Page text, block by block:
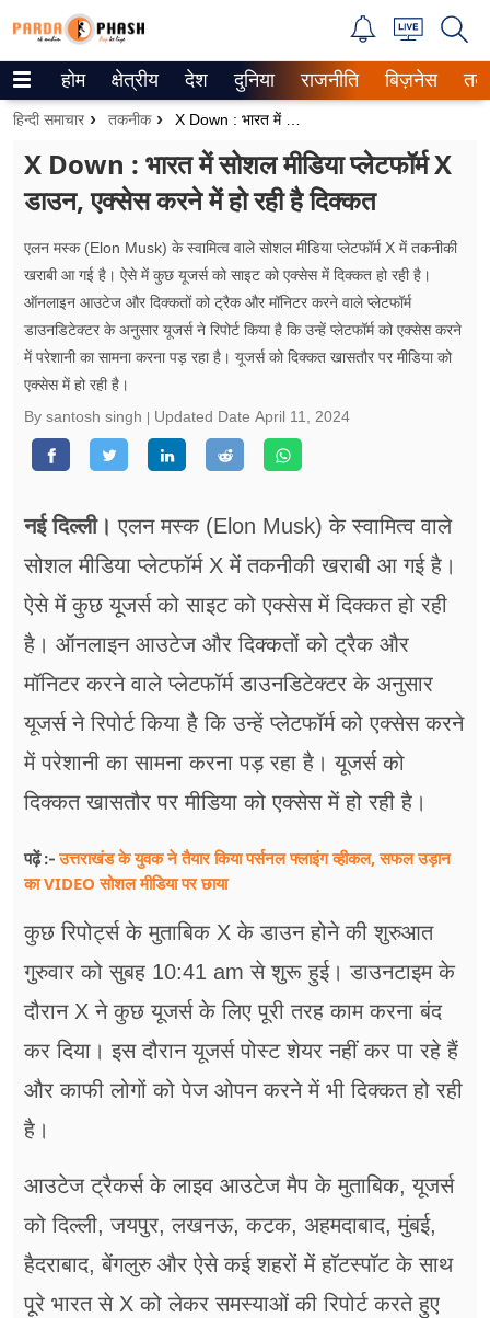
Trending on Google News
वेब स्टोरीज
उत्तर प्रदेश
गैलरी
वीडियो
रिलेशनशिप
जीवन मंत्रा
सेहत
ब्‍यूटी
जॉब्स
अन्य खबरें
होम क्षेत्रीय देश दुनिया राजनीति बिज़नेस
हिन्दी समाचार तकनीक
X Down : भारत में सोशल मीडिया प्लेटफॉर्म X
डाउन, एक्सेस करने में हो रही है दिक्कत
एलन मस्क (Elon Musk) के स्वामित्व वाले सोशल मीडिया प्लेटफॉर्म X में तकनीकी
खराबी आ गई है। ऐसे में कुछ यूजर्स को साइट को एक्सेस में दिक्कत हो रही है।
ऑनलाइन आउटेज और दिक्कतों को ट्रैक और मॉनिटर करने वाले प्लेटफॉर्म
डाउनडिटेक्टर के अनुसार यूजर्स ने रिपोर्ट किया है कि उन्हें प्लेटफॉर्म को एक्सेस करने
में परेशानी का सामना करना पड़ रहा है। यूजर्स को दिक्कत खासतौर पर मीडिया को
एक्सेस में हो रही है।
By santosh singh
Updated Date April 11, 2024
नई दिल्ली। एलन मस्क (Elon Musk) के स्वामित्व वाले
सोशल मीडिया प्लेटफॉर्म X में तकनीकी खराबी आ गई है।
ऐसे में कुछ यूजर्स को साइट को एक्सेस में दिक्कत हो रही
है। ऑनलाइन आउटेज और दिक्कतों को ट्रैक और
मॉनिटर करने वाले प्लेटफॉर्म डाउनडिटेक्टर के अनुसार
यूजर्स ने रिपोर्ट किया है कि उन्हें प्लेटफॉर्म को एक्सेस करने
में परेशानी का सामना करना पड़ रहा है। यूजर्स को
दिक्कत खासतौर पर मीडिया को एक्सेस में हो रही है।
पढ़ें :-उत्तराखंड के युवक ने तैयार किया पर्सनल फ्लाइंग व्हीकल, सफल उड़ान
का VIDEO सोशल मीडिया पर छाया
कुछ रिपोर्ट्स के मुताबिक X के डाउन होने की शुरुआत
गुरुवार को सुबह 10:41 am से शुरू हुई। डाउनटाइम के
दौरान X ने कुछ यूजर्स के लिए पूरी तरह काम करना बंद
कर दिया। इस दौरान यूजर्स पोस्ट शेयर नहीं कर पा रहे हैं
और काफी लोगों को पेज ओपन करने में भी दिक्कत हो रही
है।
आउटेज ट्रैकर्स के लाइव आउटेज मैप के मुताबिक, यूजर्स
को दिल्ली, जयपुर, लखनऊ, कटक, अहमदाबाद, मुंबई,
हैदराबाद, बेंगलुरु और ऐसे कई शहरों में हॉटस्पॉट के साथ
पूरे भारत से X को लेकर समस्याओं की रिपोर्ट करते हुए